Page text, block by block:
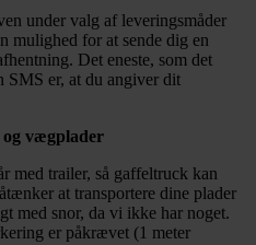
under valg af leveringsmåder
mulighed for at sende dig en
Det eneste, som det
SMS er, at du angiver dit
og vægplader
med trailer, så gaffeltruck kan
at transportere dine plader
med snor, da vi ikke har noget.
er påkrævet (1 meter